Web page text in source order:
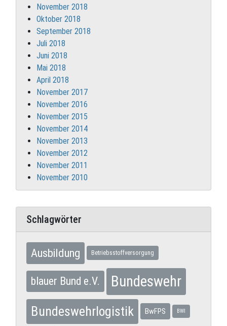
November 2018
Oktober 2018
September 2018
Juli 2018
Juni 2018
Mai 2018
April 2018
November 2017
November 2016
November 2015
November 2014
November 2013
November 2012
November 2011
November 2010
Schlagwörter
Ausbildung Betriebsstoffversorgung
blauer Bund e.V. Bundeswehr
Bundeswehrlogistik BwFPS BWI